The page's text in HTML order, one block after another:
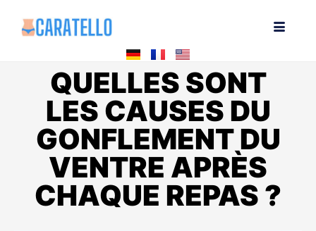
QUELLES SONT
LES CAUSES DU
GONFLEMENT DU
VENTRE APRÈS
CHAQUE REPAS ?